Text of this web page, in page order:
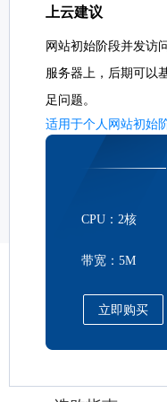
上云建议
网站初始阶段并发访
服务器上，后期可以
足问题。
适用于个人网站初始
CPU：2核
带宽：5M
立即购买